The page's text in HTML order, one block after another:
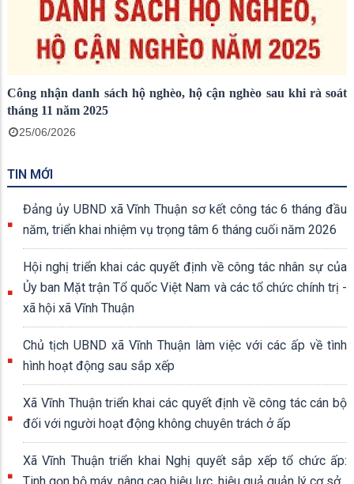
Công nhận danh sách hộ nghèo, hộ cận nghèo sau khi rà soát
tháng 11 năm 2025
25/06/2026
TIN MỚI
Đảng ủy UBND xã Vĩnh Thuận sơ kết công tác 6 tháng đầu
năm, triển khai nhiệm vụ trọng tâm 6 tháng cuối năm 2026
Hội nghị triển khai các quyết định về công tác nhân sự của
Ủy ban Mặt trận Tổ quốc Việt Nam và các tổ chức chính trị -
xã hội xã Vĩnh Thuận
Chủ tịch UBND xã Vĩnh Thuận làm việc với các ấp về tình
hình hoạt động sau sắp xếp
Xã Vĩnh Thuận triển khai các quyết định về công tác cán bộ
đối với người hoạt động không chuyên trách ở ấp
Xã Vĩnh Thuận triển khai Nghị quyết sắp xếp tổ chức ấp:
Tinh gọn bộ máy, nâng cao hiệu lực, hiệu quả quản lý cơ sở